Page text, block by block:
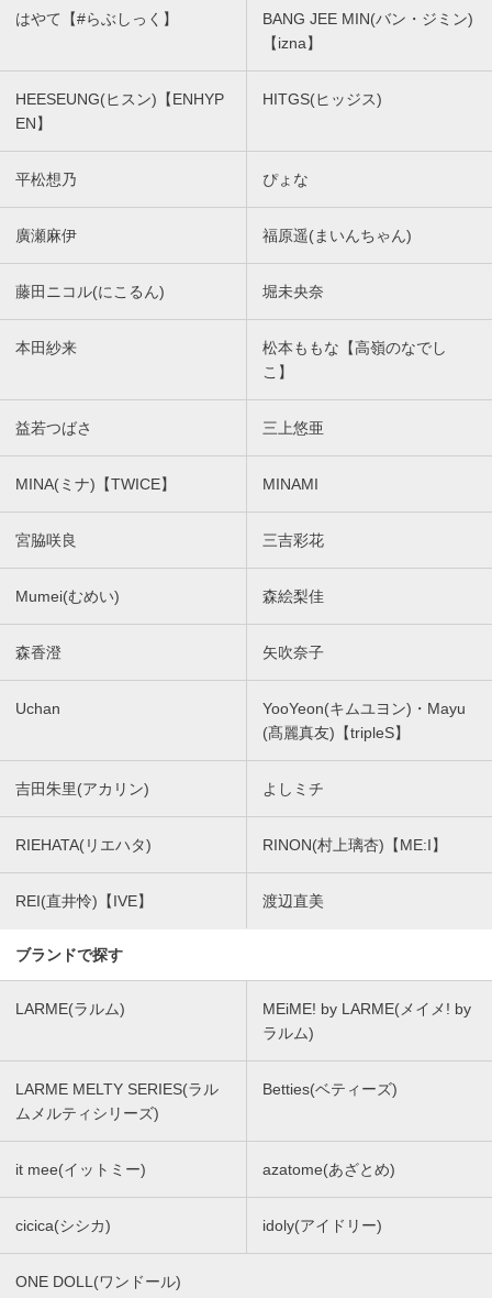
はやて【#らぶしっく】
BANG JEE MIN(バン・ジミン)
【izna】
HEESEUNG(ヒスン)【ENHYP
EN】
HITGS(ヒッジス)
平松想乃 ぴょな
廣瀬麻伊 福原遥(まいんちゃん)
藤田ニコル(にこるん) 堀未央奈
本田紗来
松本ももな【高嶺のなでし
こ】
益若つばさ 三上悠亜
MINA(ミナ)【TWICE】 MINAMI
宮脇咲良 三吉彩花
Mumei(むめい) 森絵梨佳
森香澄 矢吹奈子
Uchan
YooYeon(キムユヨン)・Mayu
(髙麗真友)【tripleS】
吉田朱里(アカリン) よしミチ
RIEHATA(リエハタ) RINON(村上璃杏)【ME:I】
REI(直井怜)【IVE】 渡辺直美
ブランドで探す
LARME(ラルム)
MEiME! by LARME(メイメ! by
ラルム)
LARME MELTY SERIES(ラル
ムメルティシリーズ)
Betties(ベティーズ)
it mee(イットミー) azatome(あざとめ)
cicica(シシカ) idoly(アイドリー)
ONE DOLL(ワンドール)